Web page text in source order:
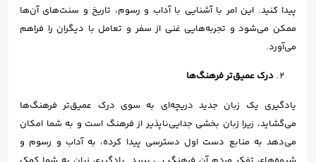
پیدا کنید. این امر با آشنایی با آداب و رسوم، تاریخ و سنت‌های آن‌ها
ممکن می‌شود و تجربه‌هایی غنی از سفر و تعامل با دیگران را فراهم
می‌آورد.
درک عمیق‌تر فرهنگ‌ها
یادگیری یک زبان جدید دریچه‌ای به سوی درک عمیق‌تر فرهنگ‌ها
می‌گشاید، زیرا زبان بخشی جدایی‌ناپذیر از فرهنگ است و به شما امکان
می‌دهد به منابع دست اول دسترسی پیدا کرده، به آداب و رسوم و